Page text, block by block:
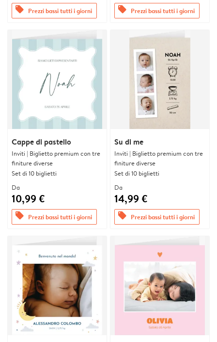
offers Prezzi bassi tutti i giorni offers Prezzi bassi tutti i giorni
Cappe di pastello
Inviti | Biglietto premium con tre
finiture diverse
Set di 10 biglietti
Da
10,99 €
offers Prezzi bassi tutti i giorni
Su di me
Inviti | Biglietto premium con tre
finiture diverse
Set di 10 biglietti
Da
14,99 €
offers Prezzi bassi tutti i giorni